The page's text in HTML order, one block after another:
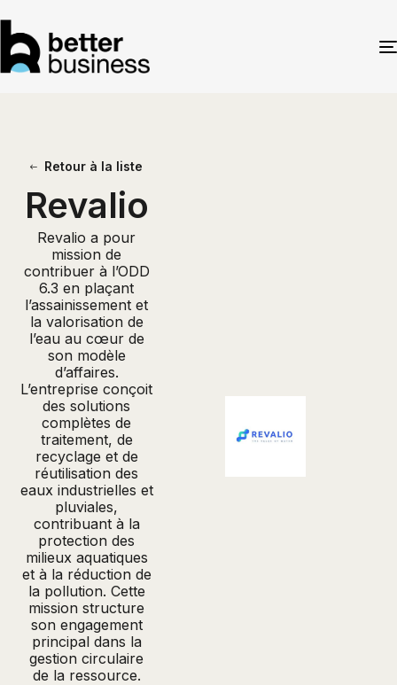
Retour à la liste
Revalio
Revalio a pour
mission de
contribuer à l’ODD
6.3 en plaçant
l’assainissement et
la valorisation de
l’eau au cœur de
son modèle
d’affaires.
L’entreprise conçoit
des solutions
complètes de
traitement, de
recyclage et de
réutilisation des
eaux industrielles et
pluviales,
contribuant à la
protection des
milieux aquatiques
et à la réduction de
la pollution. Cette
mission structure
son engagement
principal dans la
gestion circulaire
de la ressource.